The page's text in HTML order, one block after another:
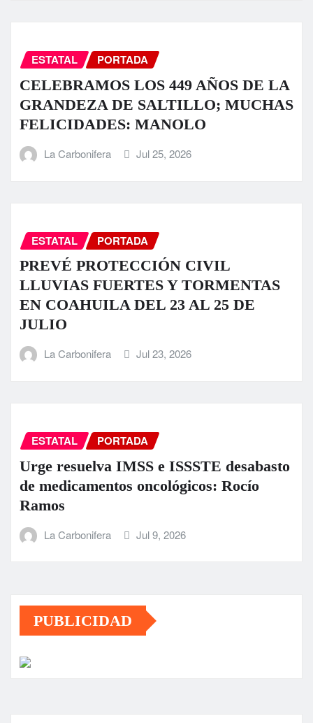
ESTATAL PORTADA
CELEBRAMOS LOS 449 AÑOS DE LA
GRANDEZA DE SALTILLO; MUCHAS
FELICIDADES: MANOLO
La Carbonifera Jul 25, 2026
ESTATAL PORTADA
PREVÉ PROTECCIÓN CIVIL
LLUVIAS FUERTES Y TORMENTAS
EN COAHUILA DEL 23 AL 25 DE
JULIO
La Carbonifera Jul 23, 2026
ESTATAL PORTADA
Urge resuelva IMSS e ISSSTE desabasto
de medicamentos oncológicos: Rocío
Ramos
La Carbonifera Jul 9, 2026
PUBLICIDAD